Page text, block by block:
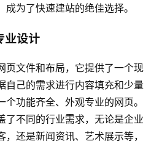
为了快速建站的绝佳选择。
业设计
页文件和布局，它提供了一个现
自己的需求进行内容填充和少量
功能齐全、外观专业的网页。
了不同的行业需求，无论是企业
还是新闻资讯、艺术展示等，